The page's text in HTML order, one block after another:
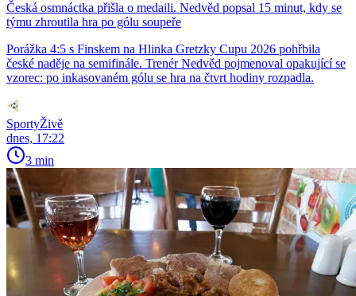
Česká osmnáctka přišla o medaili. Nedvěd popsal 15 minut, kdy se
týmu zhroutila hra po gólu soupeře
Porážka 4:5 s Finskem na Hlinka Gretzky Cupu 2026 pohřbila
české naděje na semifinále. Trenér Nedvěd pojmenoval opakující se
vzorec: po inkasovaném gólu se hra na čtvrt hodiny rozpadla.
SportyŽivě
dnes, 17:22
3 min